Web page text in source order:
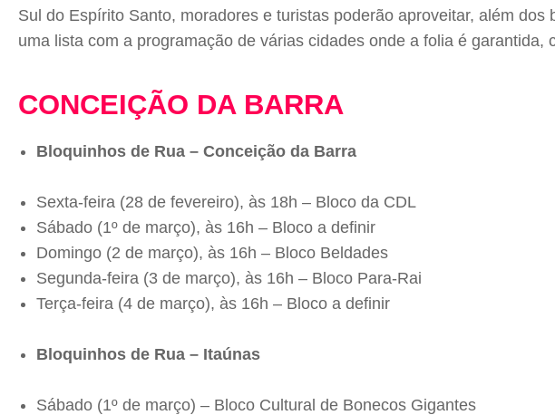
Sul do Espírito Santo, moradores e turistas poderão aproveitar, além
uma lista com a programação de várias cidades onde a folia é garantida,
CONCEIÇÃO DA BARRA
Bloquinhos de Rua – Conceição da Barra
Sexta-feira (28 de fevereiro), às 18h – Bloco da CDL
Sábado (1º de março), às 16h – Bloco a definir
Domingo (2 de março), às 16h – Bloco Beldades
Segunda-feira (3 de março), às 16h – Bloco Para-Rai
Terça-feira (4 de março), às 16h – Bloco a definir
Bloquinhos de Rua – Itaúnas
Sábado (1º de março) – Bloco Cultural de Bonecos Gigantes